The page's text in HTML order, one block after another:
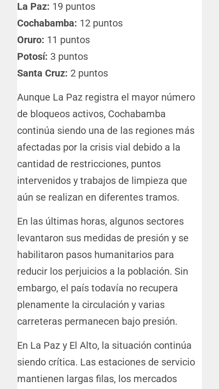
La Paz: 19 puntos
Cochabamba: 12 puntos
Oruro: 11 puntos
Potosí: 3 puntos
Santa Cruz: 2 puntos
Aunque La Paz registra el mayor número
de bloqueos activos, Cochabamba
continúa siendo una de las regiones más
afectadas por la crisis vial debido a la
cantidad de restricciones, puntos
intervenidos y trabajos de limpieza que
aún se realizan en diferentes tramos.
En las últimas horas, algunos sectores
levantaron sus medidas de presión y se
habilitaron pasos humanitarios para
reducir los perjuicios a la población. Sin
embargo, el país todavía no recupera
plenamente la circulación y varias
carreteras permanecen bajo presión.
En La Paz y El Alto, la situación continúa
siendo crítica. Las estaciones de servicio
mantienen largas filas, los mercados